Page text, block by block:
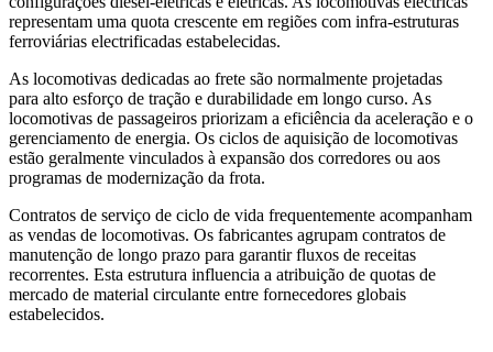
representam uma quota crescente em regiões com infra-estruturas
ferroviárias electrificadas estabelecidas.
As locomotivas dedicadas ao frete são normalmente projetadas
para alto esforço de tração e durabilidade em longo curso. As
locomotivas de passageiros priorizam a eficiência da aceleração e o
gerenciamento de energia. Os ciclos de aquisição de locomotivas
estão geralmente vinculados à expansão dos corredores ou aos
programas de modernização da frota.
Contratos de serviço de ciclo de vida frequentemente acompanham
as vendas de locomotivas. Os fabricantes agrupam contratos de
manutenção de longo prazo para garantir fluxos de receitas
recorrentes. Esta estrutura influencia a atribuição de quotas de
mercado de material circulante entre fornecedores globais
estabelecidos.